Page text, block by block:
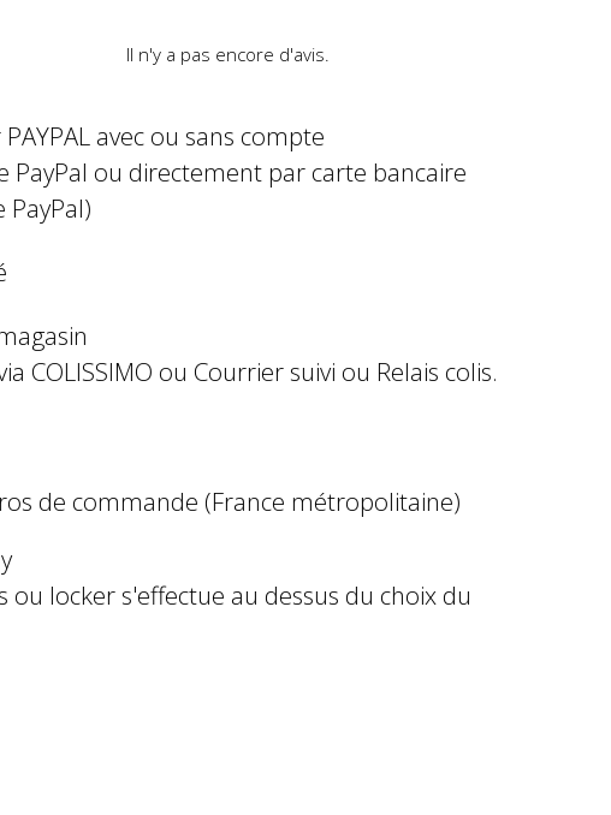
Il n'y a pas encore d'avis.
avec ou sans compte
PayPal ou directement par carte bancaire
COLISSIMO ou Courrier suivi ou Relais colis.
de commande (France métropolitaine)
ou locker s'effectue au dessus du choix du